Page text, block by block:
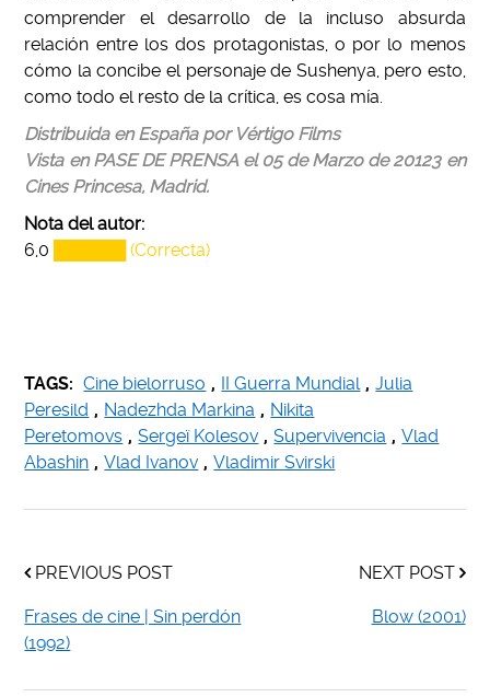
comprender el desarrollo de la incluso absurda
relación entre los dos protagonistas, o por lo menos
cómo la concibe el personaje de Sushenya, pero esto,
como todo el resto de la crítica, es cosa mía.
Distribuida en España por Vértigo Films
Vista en PASE DE PRENSA el 05 de Marzo de 20123 en
Cines Princesa, Madrid.
Nota del autor:
6,0
██████ (Correcta)
TAGS: Cine bielorruso , II Guerra Mundial , Julia
Peresild , Nadezhda Markina , Nikita
Peretomovs , Sergeï Kolesov , Supervivencia , Vlad
Abashin , Vlad Ivanov , Vladimir Svirski
PREVIOUS POST
Frases de cine | Sin perdón
(1992)
NEXT POST
Blow (2001)